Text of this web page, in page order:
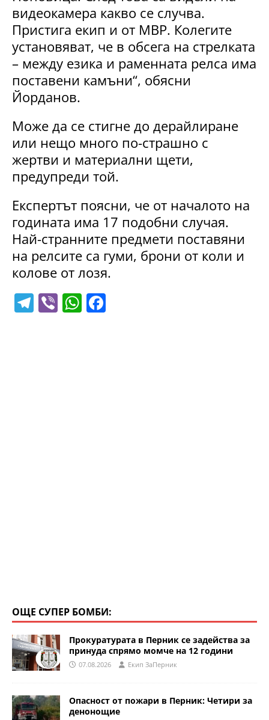
видеокамера какво се случва.
Пристига екип и от МВР. Колегите
установяват, че в обсега на стрелката
– между езика и раменната релса има
поставени камъни“, обясни
Йорданов.
Може да се стигне до дерайлиране
или нещо много по-страшно с
жертви и материални щети,
предупреди той.
Експертът поясни, че от началото на
годината има 17 подобни случая.
Най-странните предмети поставяни
на релсите са гуми, брони от коли и
колове от лозя.
T Vi W
ОЩЕ СУПЕР БОМБИ:
Прокуратурата в Перник се задейства за
принуда спрямо момче на 12 години
07.08.2026 Eкип ЗаПерник
Опасност от пожари в Перник: Четири за
денонощие